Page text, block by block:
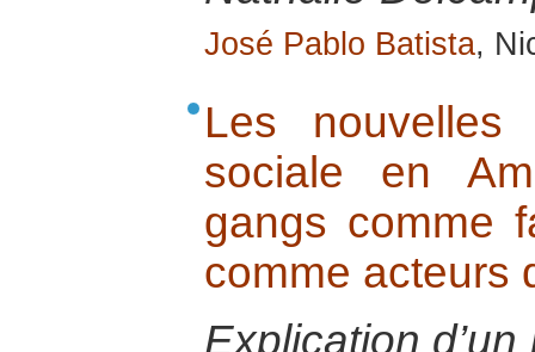
José Pablo Batista,
Les
sociale en
gangs comme
comme acteurs
Explication